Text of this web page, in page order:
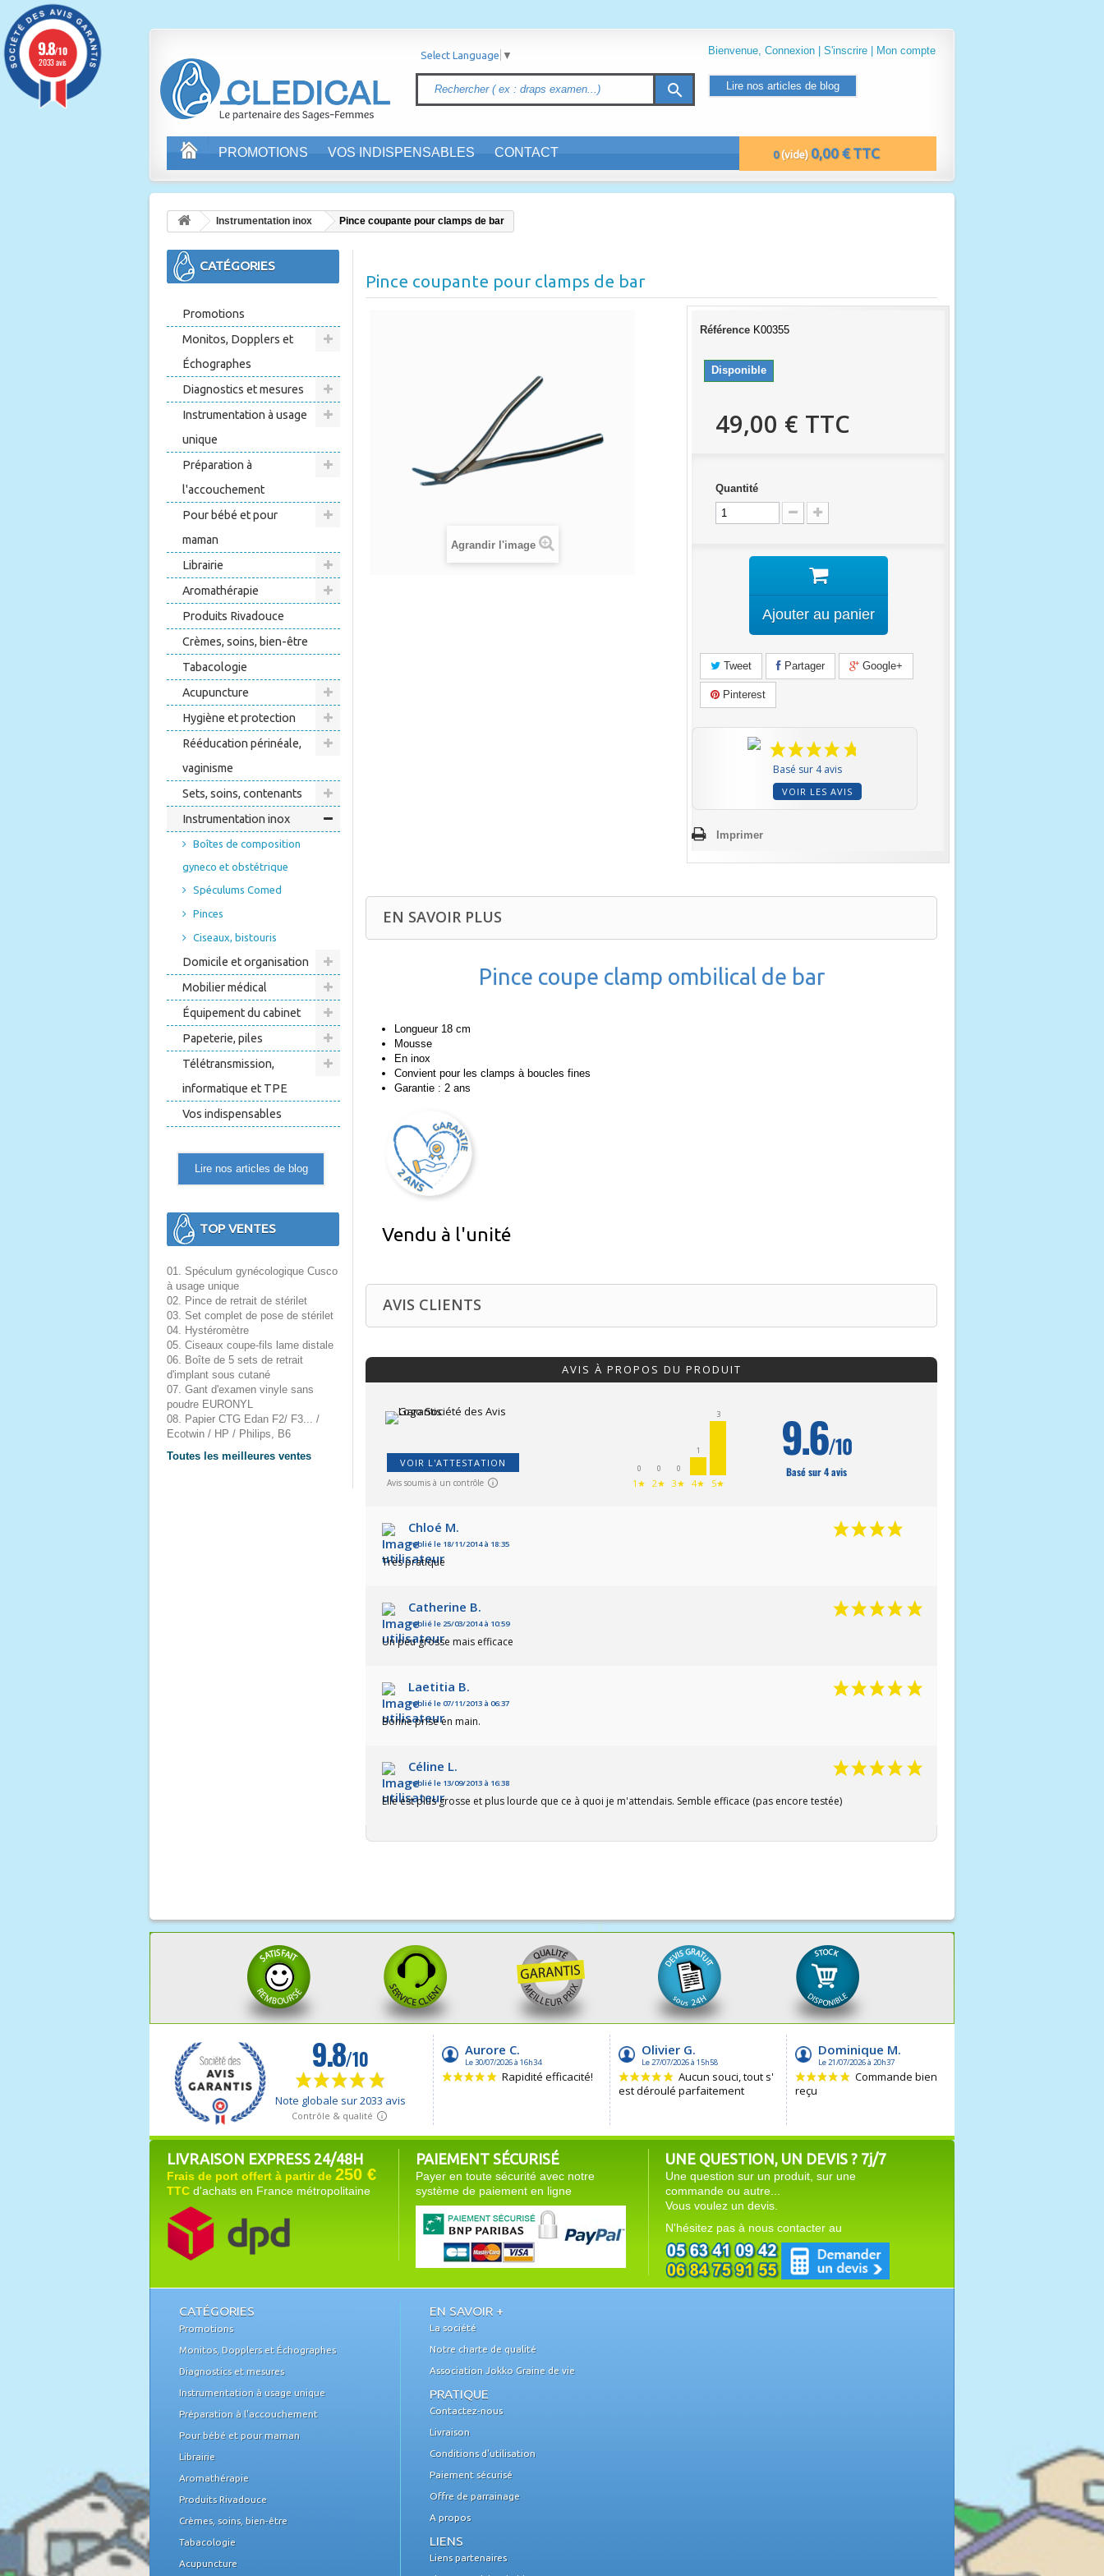
Bienvenue, Connexion | S'inscrire | Mon compte
search
0 (vide) 0,00 € TTC
PROMOTIONS VOS INDISPENSABLES CONTACT
Lire nos articles de blog
Select Language ▼
Instrumentation inox Pince coupante pour clamps de bar
CATÉGORIES
Promotions
Monitos, Dopplers et
Échographes
Diagnostics et mesures
Instrumentation à usage
unique
Préparation à
l'accouchement
Pour bébé et pour
maman
Librairie
Aromathérapie
Produits Rivadouce
Crèmes, soins, bien-être
Tabacologie
Acupuncture
Hygiène et protection
Rééducation périnéale,
vaginisme
Sets, soins, contenants
Instrumentation inox
Boîtes de composition
gyneco et obstétrique
Spéculums Comed
Pinces
Ciseaux, bistouris
Domicile et organisation
Mobilier médical
Équipement du cabinet
Papeterie, piles
Télétransmission,
informatique et TPE
Vos indispensables
Lire nos articles de blog
TOP VENTES
01. Spéculum gynécologique Cusco
à usage unique
02. Pince de retrait de stérilet
03. Set complet de pose de stérilet
04. Hystéromètre
05. Ciseaux coupe-fils lame distale
06. Boîte de 5 sets de retrait
d'implant sous cutané
07. Gant d'examen vinyle sans
poudre EURONYL
08. Papier CTG Edan F2/ F3... /
Ecotwin / HP / Philips, B6
Toutes les meilleures ventes
Pince coupante pour clamps de bar
Agrandir l'image
Référence K00355
Disponible
49,00 € TTC
Quantité
Ajouter au panier
Tweet Partager Google+
Pinterest
Basé sur 4 avis
VOIR LES AVIS
Imprimer
EN SAVOIR PLUS
Pince coupe clamp ombilical de bar
Longueur 18 cm
Mousse
En inox
Convient pour les clamps à boucles fines
Garantie : 2 ans
Vendu à l'unité
AVIS CLIENTS
AVIS À PROPOS DU PRODUIT
VOIR L'ATTESTATION
Avis soumis à un contrôle
0
1★
0
2★
0
3★
1
4★
3
5★
9.6/10
Basé sur 4 avis
Chloé M.
Publié le 18/11/2014 à 18:35
Très pratique
Catherine B.
Publié le 25/03/2014 à 10:59
Un peu grosse mais efficace
Laetitia B.
Publié le 07/11/2013 à 06:37
Bonne prise en main.
Céline L.
Publié le 13/09/2013 à 16:38
Elle est plus grosse et plus lourde que ce à quoi je m'attendais. Semble efficace (pas encore testée)
LIVRAISON EXPRESS 24/48H
Frais de port offert à partir de 250 €
TTC d'achats en France métropolitaine
PAIEMENT SÉCURISÉ
Payer en toute sécurité avec notre
système de paiement en ligne
UNE QUESTION, UN DEVIS ? 7j/7
Une question sur un produit, sur une
commande ou autre...
Vous voulez un devis.
N'hésitez pas à nous contacter au
CATÉGORIES
Promotions
Monitos, Dopplers et Échographes
Diagnostics et mesures
Instrumentation à usage unique
Préparation à l'accouchement
Pour bébé et pour maman
Librairie
Aromathérapie
Produits Rivadouce
Crèmes, soins, bien-être
Tabacologie
Acupuncture
EN SAVOIR +
La société
Notre charte de qualité
Association Jokko Graine de vie
PRATIQUE
Contactez-nous
Livraison
Conditions d'utilisation
Paiement sécurisé
Offre de parrainage
A propos
LIENS
Liens partenaires
9.8/10
2033 avis